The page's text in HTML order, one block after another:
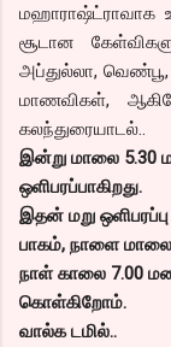
மஹாராஷ்ட்ராவாக
சூடான
அப்துல்லா, வெண்பூ,
மாணவிகள்,
கலந்துரையாடல்..
இன்று மாலை 5.30
ஒளிபரப்பாகிறது.
இதன் மறு
பாகம், நாளை மாலை
நாள் காலை 7.00
கொள்கிறோம்.
வால்க டமில்..